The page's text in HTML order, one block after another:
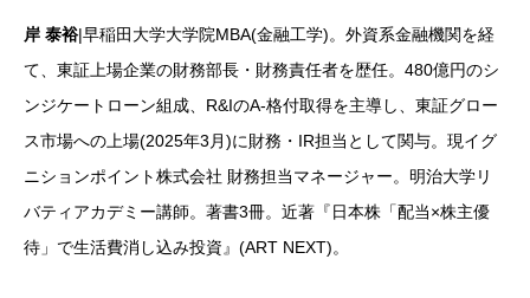
岸 泰裕|早稲田大学大学院MBA(金融工学)。外資系金融機関を経
て、東証上場企業の財務部長・財務責任者を歴任。480億円のシ
ンジケートローン組成、R&IのA-格付取得を主導し、東証グロー
ス市場への上場(2025年3月)に財務・IR担当として関与。現イグ
ニションポイント株式会社 財務担当マネージャー。明治大学リ
バティアカデミー講師。著書3冊。近著『日本株「配当×株主優
待」で生活費消し込み投資』(ART NEXT)。